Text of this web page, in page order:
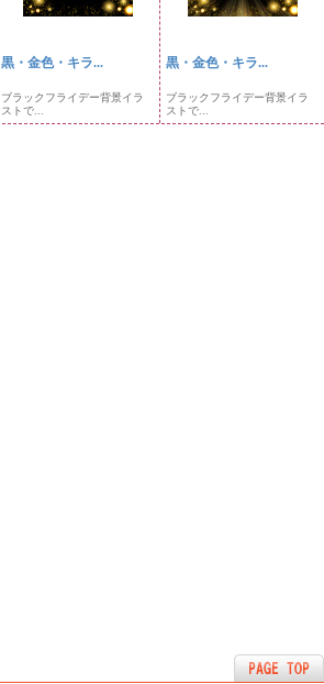
黒・金色・キラ...
ブラックフライデー背景イラ
ストで...
黒・金色・キラ...
ブラックフライデー背景イラ
ストで...